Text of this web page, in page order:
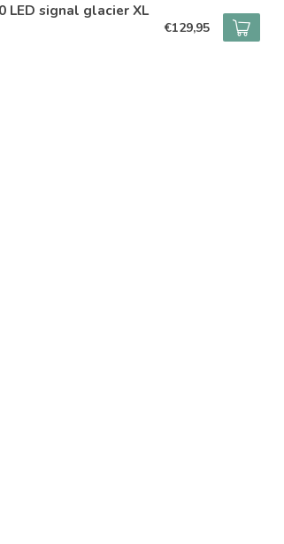
LED signal glacier XL
€129,95